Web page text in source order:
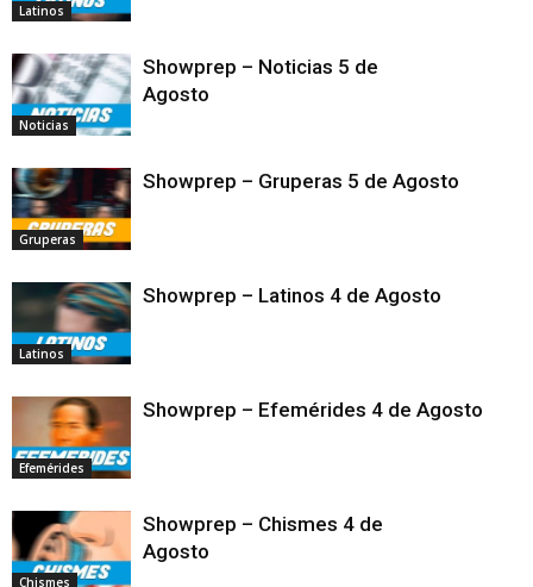
Latinos
Noticias
Showprep – Noticias 5 de
Agosto
Gruperas
Showprep – Gruperas 5 de Agosto
Latinos
Showprep – Latinos 4 de Agosto
Efemérides
Showprep – Efemérides 4 de Agosto
Chismes
Showprep – Chismes 4 de
Agosto